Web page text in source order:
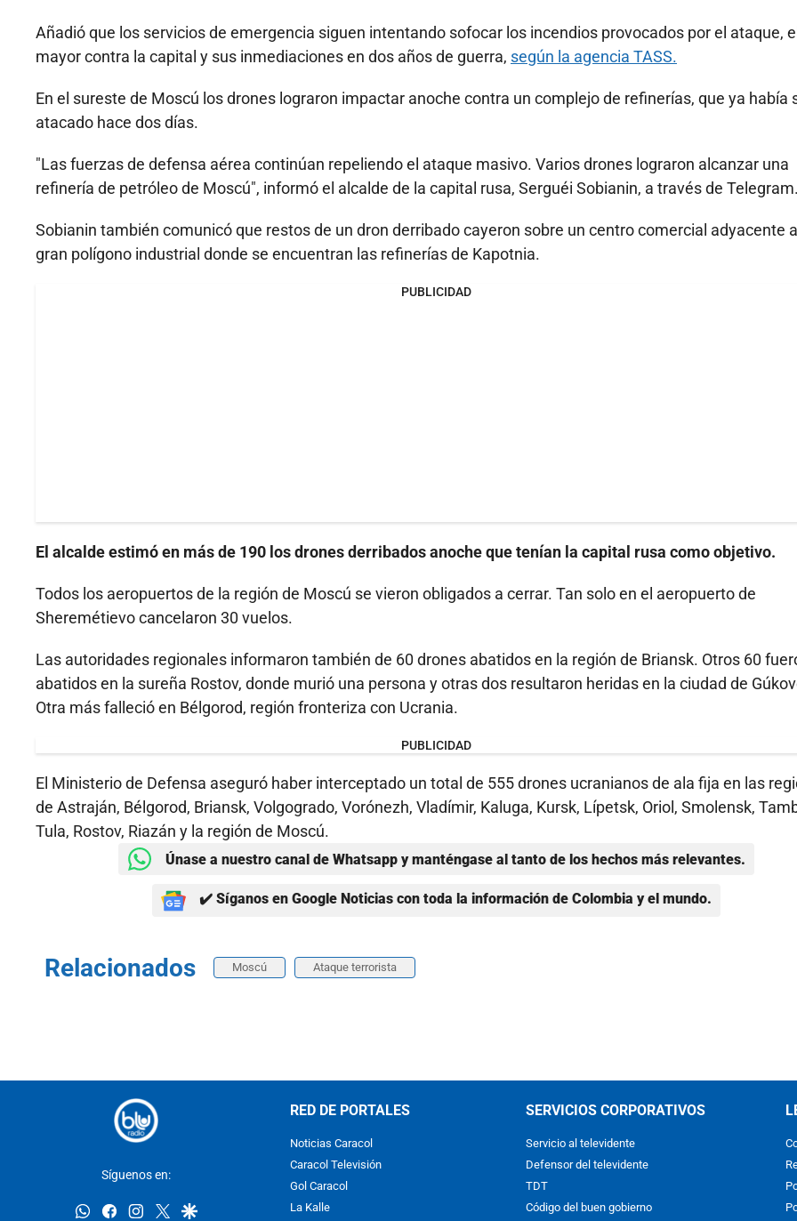
Añadió que los servicios de emergencia siguen intentando sofocar los incendios provocados por el ataque, el
mayor contra la capital y sus inmediaciones en dos años de guerra, según la agencia TASS.
En el sureste de Moscú los drones lograron impactar anoche contra un complejo de refinerías, que ya había
atacado hace dos días.
"Las fuerzas de defensa aérea continúan repeliendo el ataque masivo. Varios drones lograron alcanzar una
refinería de petróleo de Moscú", informó el alcalde de la capital rusa, Serguéi Sobianin, a través de Telegram.
Sobianin también comunicó que restos de un dron derribado cayeron sobre un centro comercial adyacente al
gran polígono industrial donde se encuentran las refinerías de Kapotnia.
PUBLICIDAD
El alcalde estimó en más de 190 los drones derribados anoche que tenían la capital rusa como objetivo.
Todos los aeropuertos de la región de Moscú se vieron obligados a cerrar. Tan solo en el aeropuerto de
Sheremétievo cancelaron 30 vuelos.
Las autoridades regionales informaron también de 60 drones abatidos en la región de Briansk. Otros 60
abatidos en la sureña Rostov, donde murió una persona y otras dos resultaron heridas en la ciudad de
Otra más falleció en Bélgorod, región fronteriza con Ucrania.
PUBLICIDAD
El Ministerio de Defensa aseguró haber interceptado un total de 555 drones ucranianos de ala fija en las
de Astraján, Bélgorod, Briansk, Volgogrado, Vorónezh, Vladímir, Kaluga, Kursk, Lípetsk, Oriol, Smolensk,
Tula, Rostov, Riazán y la región de Moscú.
Únase a nuestro canal de Whatsapp y manténgase al tanto de los hechos más relevantes.
✔️ Síganos en Google Noticias con toda la información de Colombia y el mundo.
Relacionados Moscú Ataque terrorista
Síguenos en:
whatsappfacebookinstagram
twittergoogle
RED DE PORTALES
Noticias Caracol
Caracol Televisión
Gol Caracol
La Kalle
SERVICIOS CORPORATIVOS
Servicio al televidente
Defensor del televidente
TDT
Código del buen gobierno